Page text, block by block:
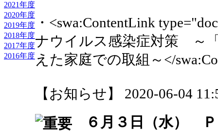
2021年度
2020年度
2019年度
2018年度
2017年度
2016年度
・<swa:ContentLink
ナウイルス感染症対策 ～
えた家庭での取組～</
【お知らせ】 2020-06-04
６月３日（水）